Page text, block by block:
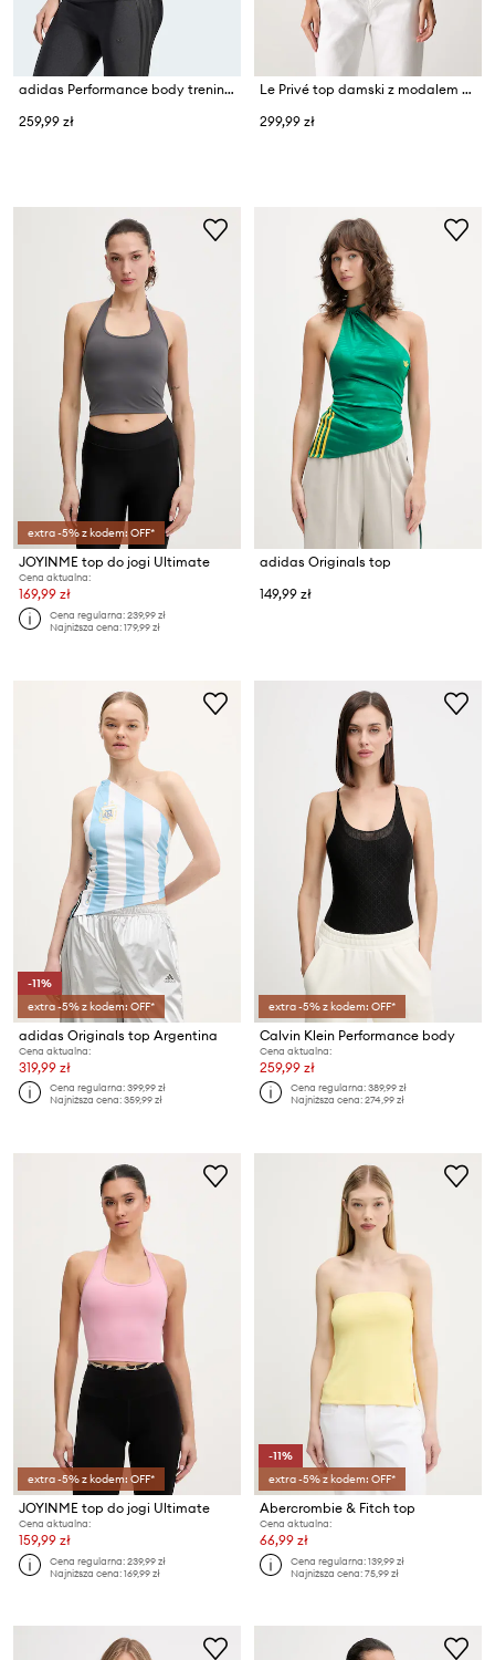
adidas Performance body treningowe damskie Originals Sport
259,99 zł
Le Privé top damski z modalem GINNY TOP BLANC
299,99 zł
extra -5% z kodem: OFF*
JOYINME top do jogi Ultimate
Cena aktualna:
169,99 zł
Cena regularna:239,99 zł
Najniższa cena:179,99 zł
adidas Originals top
149,99 zł
-11%
extra -5% z kodem: OFF*
adidas Originals top Argentina
Cena aktualna:
319,99 zł
Cena regularna:399,99 zł
Najniższa cena:359,99 zł
extra -5% z kodem: OFF*
Calvin Klein Performance body
Cena aktualna:
259,99 zł
Cena regularna:389,99 zł
Najniższa cena:274,99 zł
extra -5% z kodem: OFF*
JOYINME top do jogi Ultimate
Cena aktualna:
159,99 zł
Cena regularna:239,99 zł
Najniższa cena:169,99 zł
-11%
extra -5% z kodem: OFF*
Abercrombie & Fitch top
Cena aktualna:
66,99 zł
Cena regularna:139,99 zł
Najniższa cena:75,99 zł